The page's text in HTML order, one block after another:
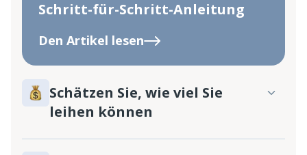
Schritt-für-Schritt-Anleitung
Den Artikel lesen
Schätzen Sie, wie viel Sie
leihen können